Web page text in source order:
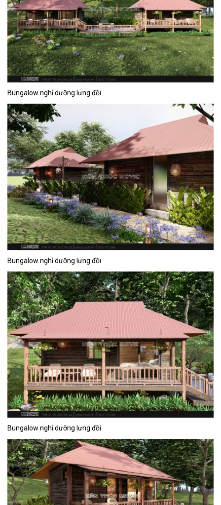
Bungalow nghỉ dưỡng lưng đồi
Bungalow nghỉ dưỡng lưng đồi
Bungalow nghỉ dưỡng lưng đồi